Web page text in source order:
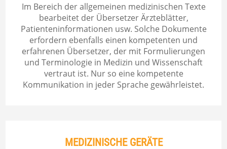
Im Bereich der allgemeinen medizinischen Texte
bearbeitet der Übersetzer Ärzteblätter,
Patienteninformationen usw. Solche Dokumente
erfordern ebenfalls einen kompetenten und
erfahrenen Übersetzer, der mit Formulierungen
und Terminologie in Medizin und Wissenschaft
vertraut ist. Nur so eine kompetente
Kommunikation in jeder Sprache gewährleistet.
MEDIZINISCHE GERÄTE